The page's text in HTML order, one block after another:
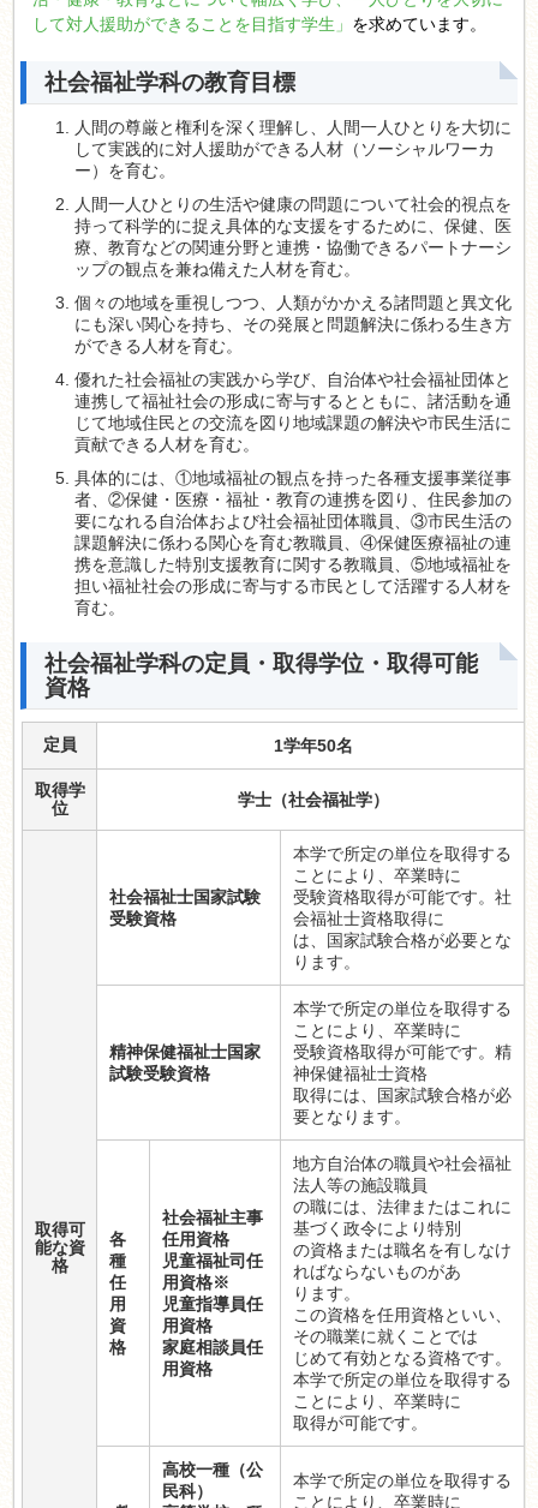
して対人援助ができることを目指す学生」 を求めています。
社会福祉学科の教育目標
人間の尊厳と権利を深く理解し、人間一人ひとりを大切に
して実践的に対人援助ができる人材（ソーシャルワーカ
ー）を育む。
人間一人ひとりの生活や健康の問題について社会的視点を
持って科学的に捉え具体的な支援をするために、保健、医
療、教育などの関連分野と連携・協働できるパートナーシ
ップの観点を兼ね備えた人材を育む。
個々の地域を重視しつつ、人類がかかえる諸問題と異文化
にも深い関心を持ち、その発展と問題解決に係わる生き方
ができる人材を育む。
優れた社会福祉の実践から学び、自治体や社会福祉団体と
連携して福祉社会の形成に寄与するとともに、諸活動を通
じて地域住民との交流を図り地域課題の解決や市民生活に
貢献できる人材を育む。
具体的には、①地域福祉の観点を持った各種支援事業従事
者、②保健・医療・福祉・教育の連携を図り、住民参加の
要になれる自治体および社会福祉団体職員、③市民生活の
課題解決に係わる関心を育む教職員、④保健医療福祉の連
携を意識した特別支援教育に関する教職員、⑤地域福祉を
担い福祉社会の形成に寄与する市民として活躍する人材を
育む。
社会福祉学科の定員・取得学位・取得可能
資格
定員 1学年50名
取得学
位
学士（社会福祉学）
取得可
能な資
格
社会福祉士国家試験
受験資格
本学で所定の単位を取得する
ことにより、卒業時に
受験資格取得が可能です。社
会福祉士資格取得に
は、国家試験合格が必要とな
ります。
精神保健福祉士国家
試験受験資格
本学で所定の単位を取得する
ことにより、卒業時に
受験資格取得が可能です。精
神保健福祉士資格
取得には、国家試験合格が必
要となります。
各
種
任
用
資
格
社会福祉主事
任用資格
児童福祉司任
用資格※
児童指導員任
用資格
家庭相談員任
用資格
地方自治体の職員や社会福祉
法人等の施設職員
の職には、法律またはこれに
基づく政令により特別
の資格または職名を有しなけ
ればならないものがあ
ります。
この資格を任用資格といい、
その職業に就くことでは
じめて有効となる資格です。
本学で所定の単位を取得する
ことにより、卒業時に
取得が可能です。
高校一種（公
民科）
本学で所定の単位を取得する
ことにより、卒業時に